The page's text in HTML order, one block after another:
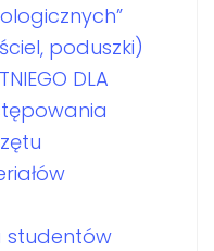
poduszki)
DLA
studentów